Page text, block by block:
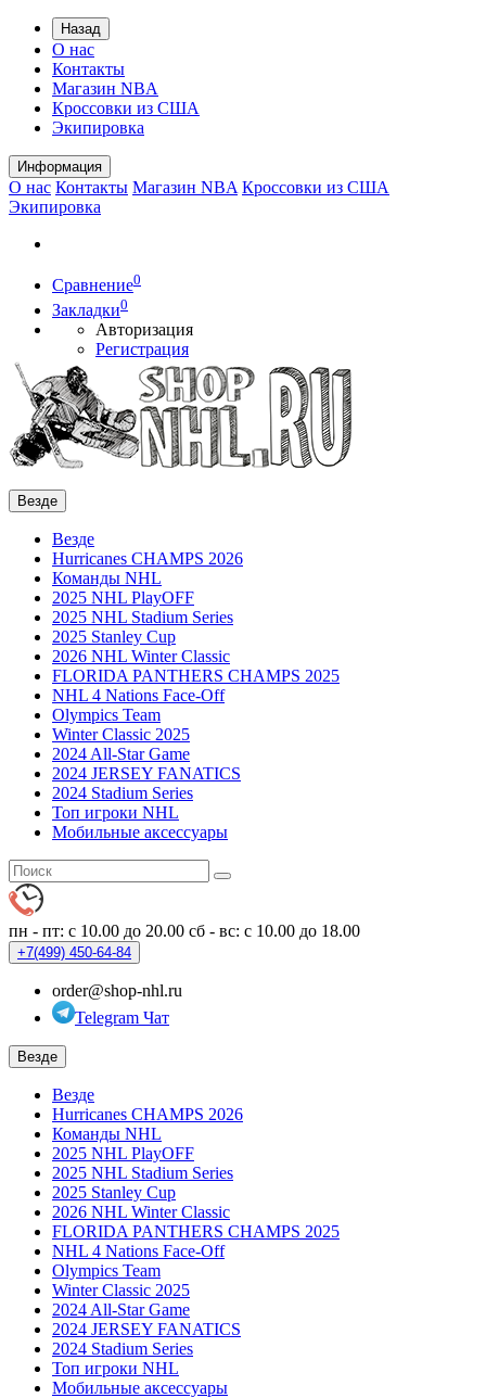
Назад
О нас
Контакты
Магазин NBA
Кроссовки из США
Экипировка
Информация
О нас Контакты Магазин NBA Кроссовки из США
Экипировка
Сравнение0
Закладки0
Авторизация
Регистрация
Везде
Везде
Hurricanes CHAMPS 2026
Команды NHL
2025 NHL PlayOFF
2025 NHL Stadium Series
2025 Stanley Cup
2026 NHL Winter Classic
FLORIDA PANTHERS CHAMPS 2025
NHL 4 Nations Face-Off
Olympics Team
Winter Classic 2025
2024 All-Star Game
2024 JERSEY FANATICS
2024 Stadium Series
Топ игроки NHL
Мобильные аксессуары
пн - пт: с 10.00 до 20.00 сб - вс: с 10.00 до 18.00
+7(499) 450-64-84
order@shop-nhl.ru
Telegram Чат
Везде
Везде
Hurricanes CHAMPS 2026
Команды NHL
2025 NHL PlayOFF
2025 NHL Stadium Series
2025 Stanley Cup
2026 NHL Winter Classic
FLORIDA PANTHERS CHAMPS 2025
NHL 4 Nations Face-Off
Olympics Team
Winter Classic 2025
2024 All-Star Game
2024 JERSEY FANATICS
2024 Stadium Series
Топ игроки NHL
Мобильные аксессуары